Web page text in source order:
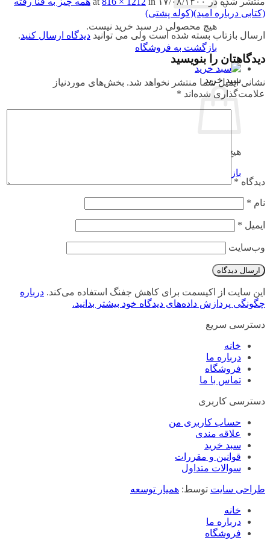
هیچ محصولی در سبد خرید نیست.
بازگشت به فروشگاه
سبد خرید
هیچ محصولی در سبد خرید نیست.
بازگشت به فروشگاه
(کتابی درباره امید)(کوله پشتی)
ارسال بازتاب بسته شده است ولی می توانید دیدگاه ارسال کنید.
دیدگاهتان را بنویسید
نشانی ایمیل شما منتشر نخواهد شد. بخش‌های موردنیاز
علامت‌گذاری شده‌اند *
دیدگاه *
نام *
ایمیل *
وب‌سایت
این سایت از اکیسمت برای کاهش جفنگ استفاده می‌کند. درباره
چگونگی پردازش داده‌های دیدگاه خود بیشتر بدانید.
دسترسی سریع
خانه
درباره ما
فروشگاه
تماس با ما
دسترسی کاربری
حساب کاربری من
علاقه مندی
سبد خرید
قوانین و مقررات
سوالات متداول
طراحی سایت توسط: همیار توسعه
خانه
درباره ما
فروشگاه